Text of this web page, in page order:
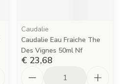
Caudalie
Caudalie Eau Fraiche The
Des Vignes 50ml Nf
€ 23,68